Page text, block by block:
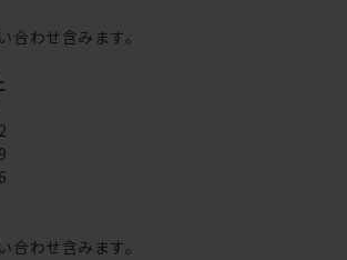
わせ含みます。
わせ含みます。